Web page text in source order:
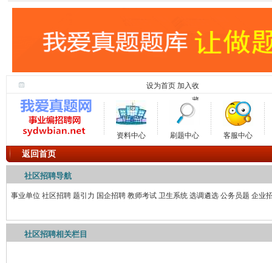
设为首页 加入收
藏
资料中心 刷题中心 客服中心
返回首页
社区招聘导航
事业单位 社区招聘 题引力 国企招聘 教师考试 卫生系统 选调遴选 公务员题 企业
社区招聘相关栏目